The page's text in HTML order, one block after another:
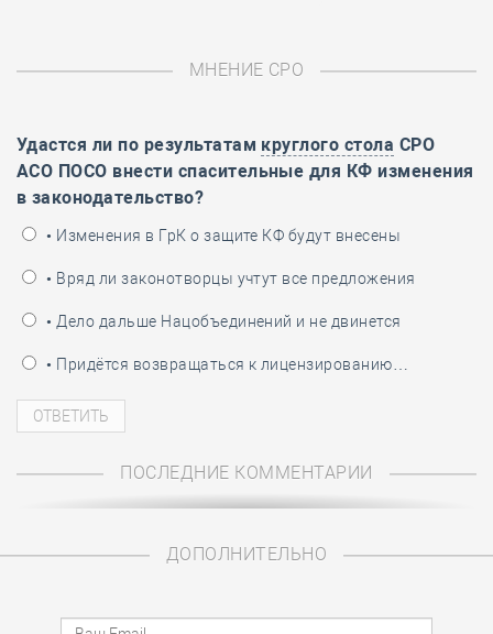
МНЕНИЕ СРО
Удастся ли по результатам круглого стола СРО
АСО ПОСО внести спасительные для КФ изменения
в законодательство?
• Изменения в ГрК о защите КФ будут внесены
• Вряд ли законотворцы учтут все предложения
• Дело дальше Нацобъединений и не двинется
• Придётся возвращаться к лицензированию…
ПОСЛЕДНИЕ КОММЕНТАРИИ
ДОПОЛНИТЕЛЬНО